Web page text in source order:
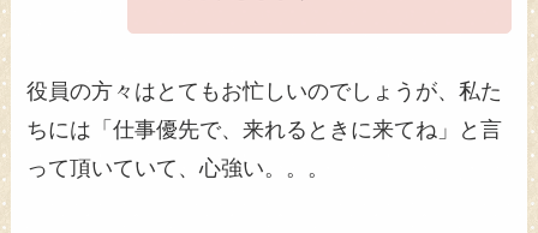
役員の方々はとてもお忙しいのでしょうが、私た
ちには「仕事優先で、来れるときに来てね」と言
って頂いていて、心強い。。。